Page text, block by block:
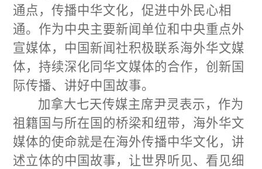
通点，传播中华文化，促进中外民心相
通。作为中央主要新闻单位和中央重点外
宣媒体，中国新闻社积极联系海外华文媒
体，持续深化同华文媒体的合作，创新国
际传播、讲好中国故事。
加拿大七天传媒主席尹灵表示，作为
祖籍国与所在国的桥梁和纽带，海外华文
媒体的使命就是在海外传播中华文化，讲
述立体的中国故事，让世界听见、看见细